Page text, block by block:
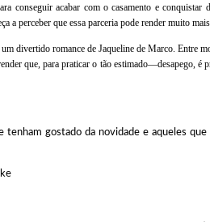
conseguir acabar com o casamento e
a perceber que essa parceria pode render muito
um divertido romance de Jaqueline de Marco. Entre
que, para praticar o tão estimado―desapego, é
tenham gostado da novidade e aqueles